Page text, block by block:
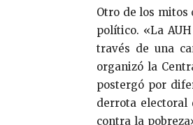
Otro de los mitos
político. «La
través de una
organizó la
postergó por
derrota electoral
contra la